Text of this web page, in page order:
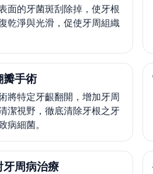
面的牙菌斑刮除掉，使牙根
乾淨與光滑，促使牙周組織
瓣手術
將特定牙齦翻開，增加牙周
潔視野，徹底清除牙根之牙
病細菌。
牙周病治療